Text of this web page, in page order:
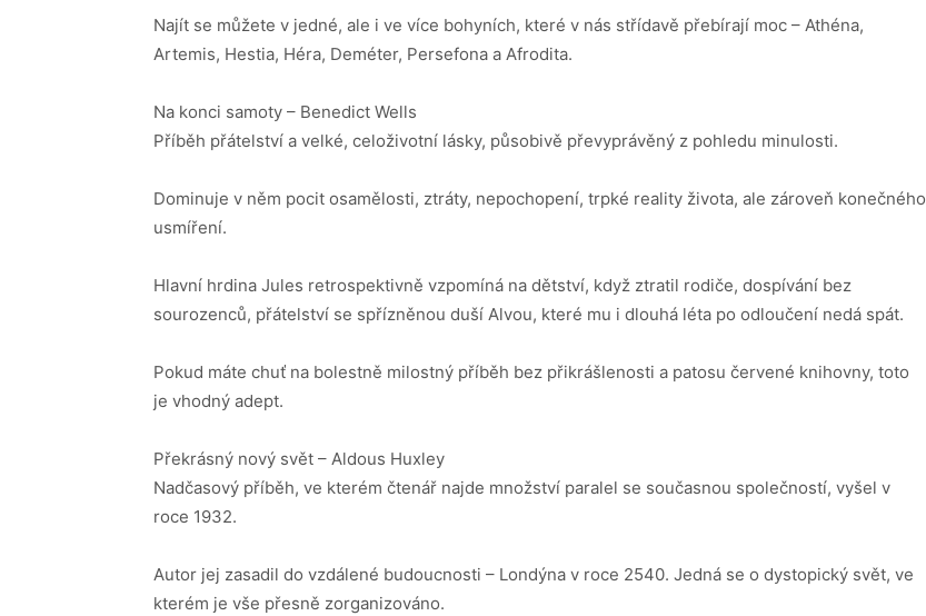
Najít se můžete v jedné, ale i ve více bohyních, které v nás střídavě přebírají moc – Athéna,
Artemis, Hestia, Héra, Deméter, Persefona a Afrodita.
Na konci samoty – Benedict Wells
Příběh přátelství a velké, celoživotní lásky, působivě převyprávěný z pohledu minulosti.
Dominuje v něm pocit osamělosti, ztráty, nepochopení, trpké reality života, ale zároveň konečného
usmíření.
Hlavní hrdina Jules retrospektivně vzpomíná na dětství, když ztratil rodiče, dospívání bez
sourozenců, přátelství se spřízněnou duší Alvou, které mu i dlouhá léta po odloučení nedá spát.
Pokud máte chuť na bolestně milostný příběh bez přikrášlenosti a patosu červené knihovny, toto
je vhodný adept.
Překrásný nový svět – Aldous Huxley
Nadčasový příběh, ve kterém čtenář najde množství paralel se současnou společností, vyšel v
roce 1932.
Autor jej zasadil do vzdálené budoucnosti – Londýna v roce 2540. Jedná se o dystopický svět, ve
kterém je vše přesně zorganizováno.